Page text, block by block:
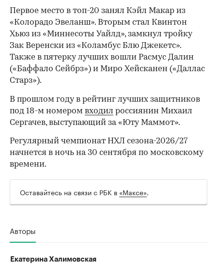
Первое место в топ-20 занял Кэйл Макар из
«Колорадо Эвеланш». Вторым стал Квинтон
Хьюз из «Миннесоты Уайлд», замкнул тройку
Зак Веренски из «Коламбус Блю Джекетс».
Также в пятерку лучших вошли Расмус Далин
(«Баффало Сейбрз») и Миро Хейсканен («Даллас
Старз»).
00:00 / 00:00
В прошлом году в рейтинг лучших защитников
под 18-м номером входил россиянин Михаил
Сергачев, выступающий за «Юту Маммот».
Регулярный чемпионат НХЛ сезона-2026/27
начнется в ночь на 30 сентября по московскому
времени.
Оставайтесь на связи с РБК в «Максе».
Авторы
Екатерина Халимовская